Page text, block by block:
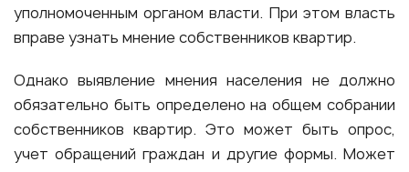
уполномоченным органом власти. При этом власть
вправе узнать мнение собственников квартир.
Однако выявление мнения населения не должно
обязательно быть определено на общем собрании
собственников квартир. Это может быть опрос,
учет обращений граждан и другие формы. Может